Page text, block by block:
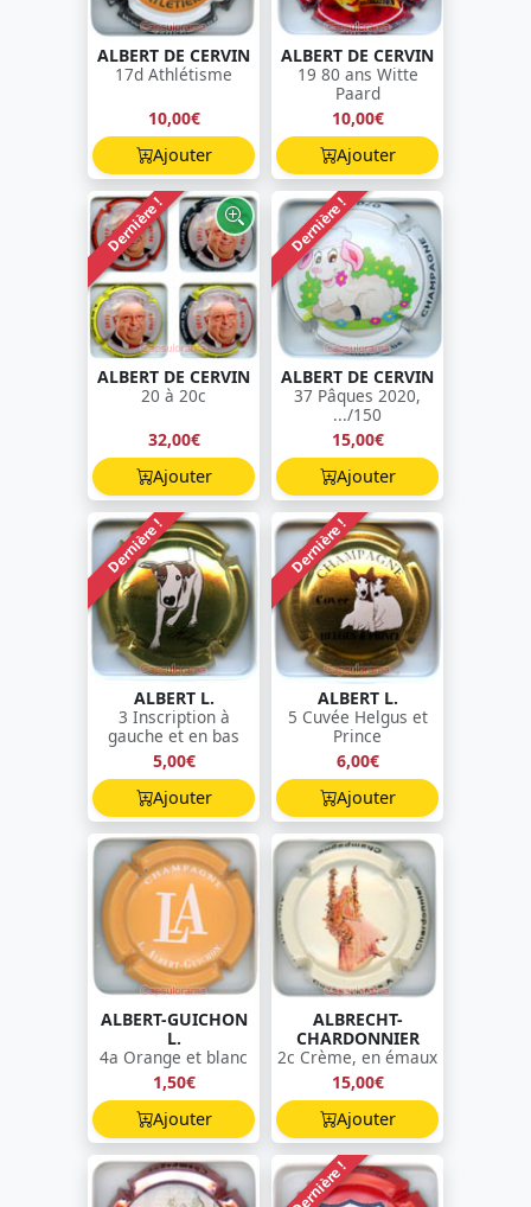
ALBERT DE CERVIN
17d Athlétisme
10,00€
Ajouter
ALBERT DE CERVIN
19 80 ans Witte
Paard
10,00€
Ajouter
Dernière !
ALBERT DE CERVIN
20 à 20c
32,00€
Ajouter
Dernière !
ALBERT DE CERVIN
37 Pâques 2020,
.../150
15,00€
Ajouter
Dernière !
ALBERT L.
3 Inscription à
gauche et en bas
5,00€
Ajouter
Dernière !
ALBERT L.
5 Cuvée Helgus et
Prince
6,00€
Ajouter
ALBERT-GUICHON
L.
4a Orange et blanc
1,50€
Ajouter
ALBRECHT-
CHARDONNIER
2c Crème, en émaux
15,00€
Ajouter
Dernière !